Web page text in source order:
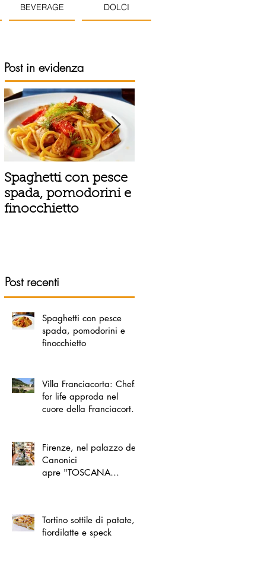
BEVERAGE DOLCI
Post in evidenza
Spaghetti con pesce
spada, pomodorini e
finocchietto
Post recenti
Spaghetti con pesce
spada, pomodorini e
finocchietto
Villa Franciacorta: Chefs
for life approda nel
cuore della Franciacorta,
Firenze, nel palazzo dei
Canonici
apre "TOSCANA
Tortino sottile di patate,
fiordilatte e speck